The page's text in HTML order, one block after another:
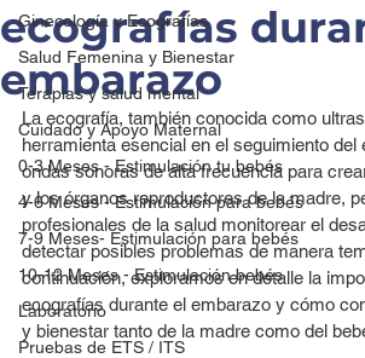
Ginecología y Ecografías
Salud Femenina y Bienestar
Terapias y salud mental
Cuidado y Apoyo Maternal
0-3 Meses - Estimulación tu bebés
4-6 Meses - Estimulación para bebés
7-9 Meses- Estimulación para bebés
10-12 Meses - Estimulación bebés
Laboratorio
Pruebas de ETS / ITS
ecografías
embarazo
La ecografía, también conocida como
herramienta esencial en el seguimiento del
ondas sonoras de alta frecuencia para
y los órganos reproductores de la madre,
profesionales de la salud monitorear el
detectar posibles problemas de manera
continuación, exploramos en detalle la
ecografías durante el embarazo y cómo
y bienestar tanto de la madre como del